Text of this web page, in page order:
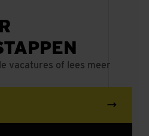
vacatures of lees meer